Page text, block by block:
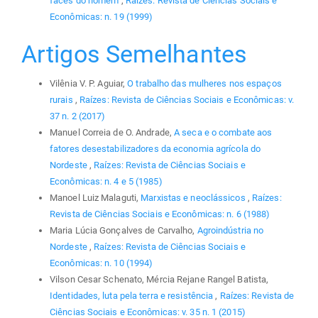
Econômicas: n. 19 (1999)
Artigos Semelhantes
Vilênia V. P. Aguiar,O trabalho das mulheres nos espaços
rurais , Raízes: Revista de Ciências Sociais e Econômicas: v.
37 n. 2 (2017)
Manuel Correia de O. Andrade,A seca e o combate aos
fatores desestabilizadores da economia agrícola do
Nordeste , Raízes: Revista de Ciências Sociais e
Econômicas: n. 4 e 5 (1985)
Manoel Luiz Malaguti, Marxistas e neoclássicos , Raízes:
Revista de Ciências Sociais e Econômicas: n. 6 (1988)
Maria Lúcia Gonçalves de Carvalho, Agroindústria no
Nordeste , Raízes: Revista de Ciências Sociais e
Econômicas: n. 10 (1994)
Vilson Cesar Schenato, Mércia Rejane Rangel Batista,
Identidades, luta pela terra e resistência, Raízes: Revista de
Ciências Sociais e Econômicas: v. 35 n. 1 (2015)